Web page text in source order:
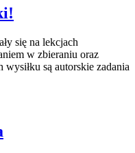
się na lekcjach
w zbieraniu oraz
są autorskie zadania